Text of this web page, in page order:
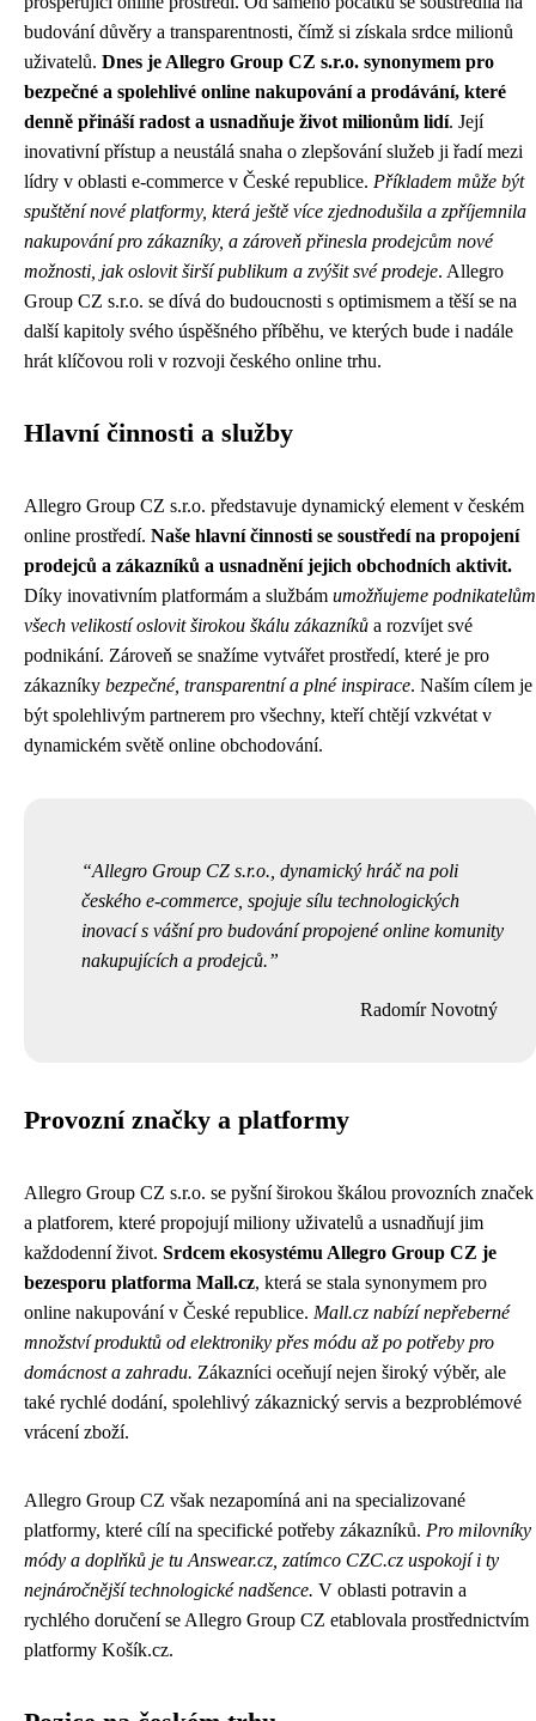
budování důvěry a transparentnosti, čímž si získala srdce milionů
uživatelů. Dnes je Allegro Group CZ s.r.o. synonymem pro
bezpečné a spolehlivé online nakupování a prodávání, které
denně přináší radost a usnadňuje život milionům lidí. Její
inovativní přístup a neustálá snaha o zlepšování služeb ji řadí mezi
lídry v oblasti e-commerce v České republice. Příkladem může být
spuštění nové platformy, která ještě více zjednodušila a zpříjemnila
nakupování pro zákazníky, a zároveň přinesla prodejcům nové
možnosti, jak oslovit širší publikum a zvýšit své prodeje. Allegro
Group CZ s.r.o. se dívá do budoucnosti s optimismem a těší se na
další kapitoly svého úspěšného příběhu, ve kterých bude i nadále
hrát klíčovou roli v rozvoji českého online trhu.
Hlavní činnosti a služby
Allegro Group CZ s.r.o. představuje dynamický element v českém
online prostředí. Naše hlavní činnosti se soustředí na propojení
prodejců a zákazníků a usnadnění jejich obchodních aktivit.
Díky inovativním platformám a službám umožňujeme podnikatelům
všech velikostí oslovit širokou škálu zákazníků a rozvíjet své
podnikání. Zároveň se snažíme vytvářet prostředí, které je pro
zákazníky bezpečné, transparentní a plné inspirace. Naším cílem je
být spolehlivým partnerem pro všechny, kteří chtějí vzkvétat v
dynamickém světě online obchodování.
Allegro Group CZ s.r.o., dynamický hráč na poli
českého e-commerce, spojuje sílu technologických
inovací s vášní pro budování propojené online komunity
nakupujících a prodejců.
Radomír Novotný
Provozní značky a platformy
Allegro Group CZ s.r.o. se pyšní širokou škálou provozních značek
a platforem, které propojují miliony uživatelů a usnadňují jim
každodenní život. Srdcem ekosystému Allegro Group CZ je
bezesporu platforma Mall.cz, která se stala synonymem pro
online nakupování v České republice. Mall.cz nabízí nepřeberné
množství produktů od elektroniky přes módu až po potřeby pro
domácnost a zahradu. Zákazníci oceňují nejen široký výběr, ale
také rychlé dodání, spolehlivý zákaznický servis a bezproblémové
vrácení zboží.
Allegro Group CZ však nezapomíná ani na specializované
platformy, které cílí na specifické potřeby zákazníků. Pro milovníky
módy a doplňků je tu Answear.cz, zatímco CZC.cz uspokojí i ty
nejnáročnější technologické nadšence. V oblasti potravin a
rychlého doručení se Allegro Group CZ etablovala prostřednictvím
platformy Košík.cz.